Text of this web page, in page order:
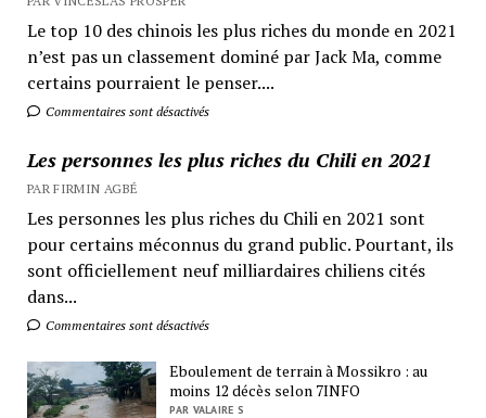
Le top 10 des chinois les plus riches du monde en 2021
n’est pas un classement dominé par Jack Ma, comme
certains pourraient le penser....
Commentaires sont désactivés
Les personnes les plus riches du Chili en 2021
PAR FIRMIN AGBÉ
Les personnes les plus riches du Chili en 2021 sont
pour certains méconnus du grand public. Pourtant, ils
sont officiellement neuf milliardaires chiliens cités
dans...
Commentaires sont désactivés
Eboulement de terrain à Mossikro : au
moins 12 décès selon 7INFO
PAR VALAIRE S